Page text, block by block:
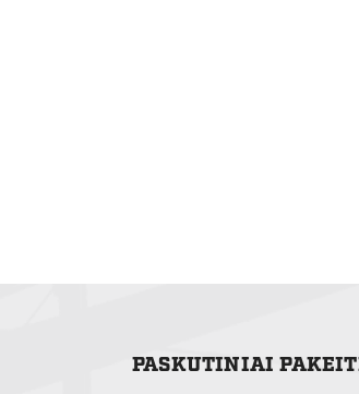
PASKUTINIAI